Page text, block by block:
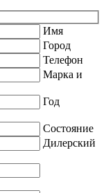
Имя
Город
Телефон
Марка и
Год
Состояние
Дилерский